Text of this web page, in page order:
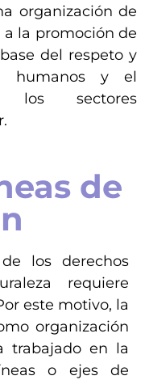
organización de
la promoción de
del respeto y
humanos y el
los sectores
de
los derechos
requiere
este motivo, la
organización
trabajado en la
o ejes de